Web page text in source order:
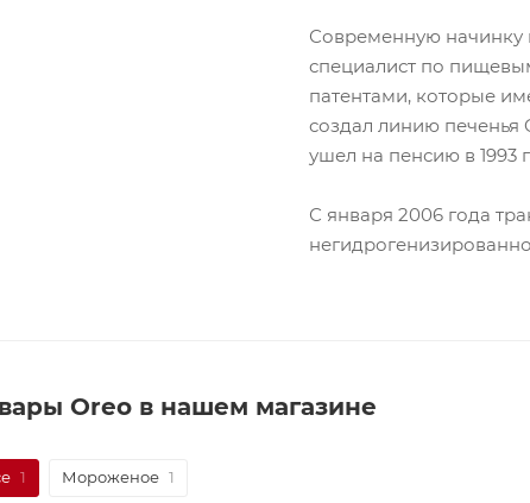
Современную начинку
специалист по
патентами, которые
создал линию
ушел на пенсию в 1993
С января 2006 года
Oreo в нашем магазине
1 Мороженое 1